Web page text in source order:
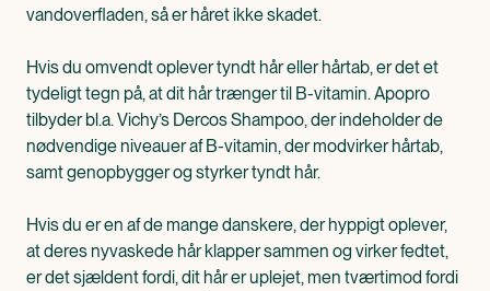
vandoverfladen, så er håret ikke skadet.
Hvis du omvendt oplever tyndt hår eller hårtab, er det et
tydeligt tegn på, at dit hår trænger til B-vitamin. Apopro
tilbyder bl.a. Vichy’s Dercos Shampoo, der indeholder de
nødvendige niveauer af B-vitamin, der modvirker hårtab,
samt genopbygger og styrker tyndt hår.
Hvis du er en af de mange danskere, der hyppigt oplever,
at deres nyvaskede hår klapper sammen og virker fedtet,
er det sjældent fordi, dit hår er uplejet, men tværtimod fordi